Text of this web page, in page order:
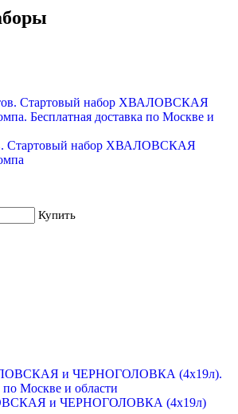
Стартовый набор ХВАЛОВСКАЯ
Купить
и ЧЕРНОГОЛОВКА (4х19л)